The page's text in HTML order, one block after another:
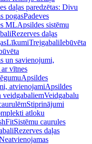
daļas paredzētas: Divu
pogasPadeves
MLApsildes sistēmu
Rezerves daļas
LīkumiTrejgabaliIebūvēta
un savienojumi,
ar vītnes
Apsildes
atvienojamiApsildes
veidgabaliemVeidgabalu
Stiprinājumi
atloku
Sistēmu caurules
Rezerves daļas